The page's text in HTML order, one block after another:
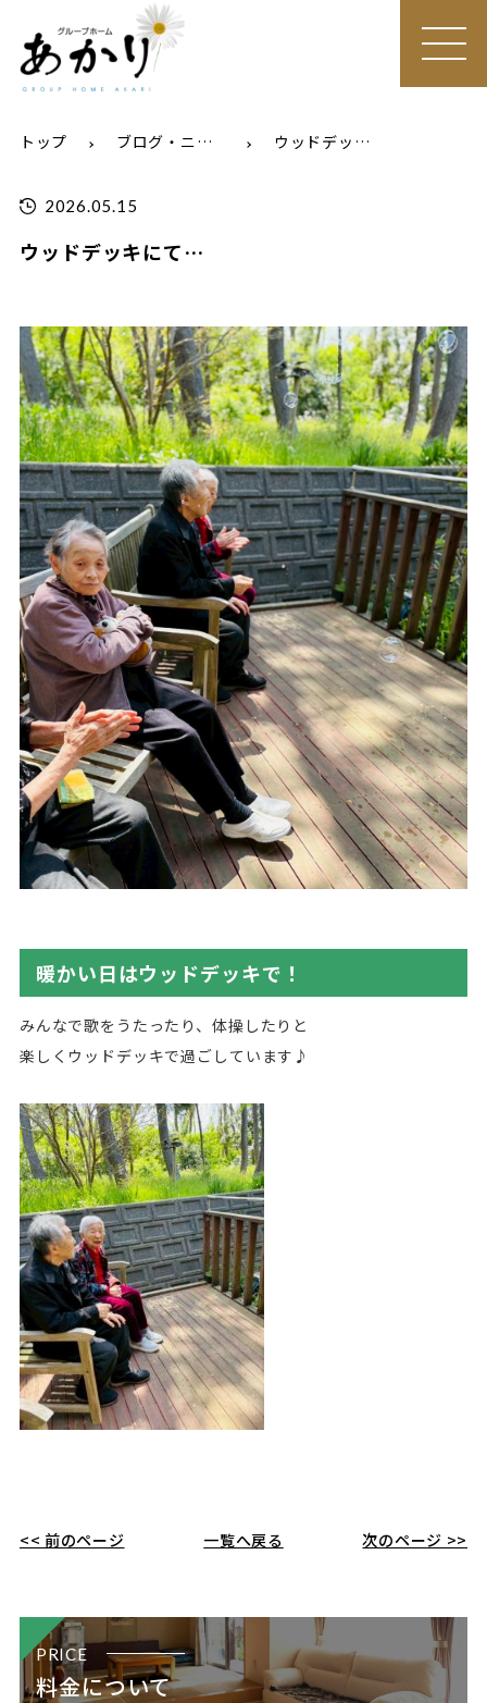
MEN
U
トップ ブログ・ニュース ウッドデッキにて…
2026.05.15
ウッドデッキにて…
暖かい日はウッドデッキで！
みんなで歌をうたったり、体操したりと
楽しくウッドデッキで過ごしています♪
<< 前のページ 一覧へ戻る 次のページ >>
PRICE
料金について